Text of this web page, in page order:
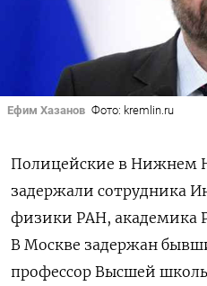
Ефим Хазанов Фото: kremlin.ru
Полицейские в Нижнем
задержали сотрудника
физики РАН, академика
В Москве задержан
профессор Высшей